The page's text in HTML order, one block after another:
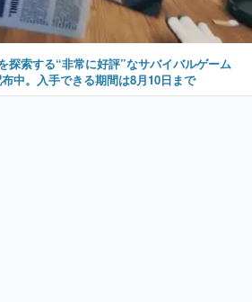
探索する“非常に好評”なサバイバルゲーム
中。入手できる期間は8月10日まで